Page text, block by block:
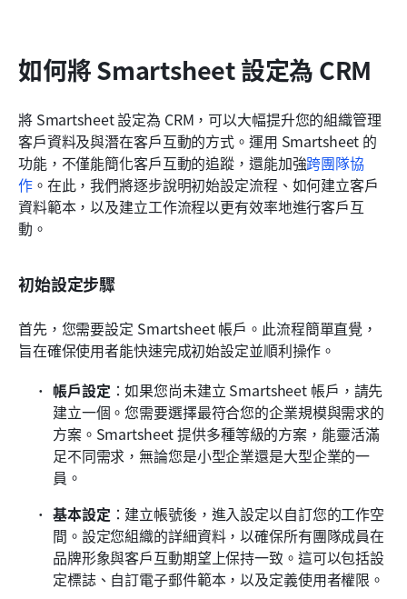
如何將 Smartsheet 設定為 CRM
將 Smartsheet 設定為 CRM，可以大幅提升您的組織管理
客戶資料及與潛在客戶互動的方式。運用 Smartsheet 的
功能，不僅能簡化客戶互動的追蹤，還能加強跨團隊協
作。在此，我們將逐步說明初始設定流程、如何建立客戶
資料範本，以及建立工作流程以更有效率地進行客戶互
動。
初始設定步驟
首先，您需要設定 Smartsheet 帳戶。此流程簡單直覺，
旨在確保使用者能快速完成初始設定並順利操作。
帳戶設定 ：如果您尚未建立 Smartsheet 帳戶，請先
建立一個。您需要選擇最符合您的企業規模與需求的
方案。Smartsheet 提供多種等級的方案，能靈活滿
足不同需求，無論您是小型企業還是大型企業的一
員。
基本設定 ：建立帳號後，進入設定以自訂您的工作空
間。設定您組織的詳細資料，以確保所有團隊成員在
品牌形象與客戶互動期望上保持一致。這可以包括設
定標誌、自訂電子郵件範本，以及定義使用者權限。